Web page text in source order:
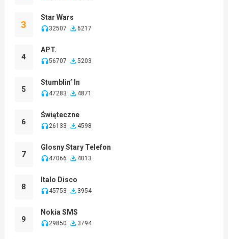
3
Star Wars
32507 6217
4
APT.
56707 5203
5
Stumblin’ In
47283 4871
6
Świąteczne
26133 4598
7
Glosny Stary Telefon
47066 4013
8
Italo Disco
45753 3954
9
Nokia SMS
29850 3794